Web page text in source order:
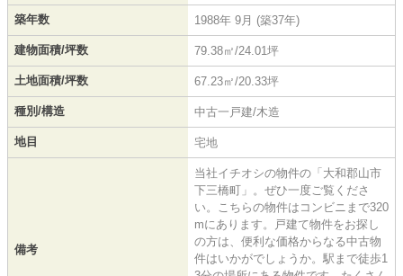
築年数 1988年 9月 (築37年)
建物面積/坪数 79.38㎡/24.01坪
土地面積/坪数 67.23㎡/20.33坪
種別/構造 中古一戸建/木造
地目 宅地
備考
当社イチオシの物件の「大和郡山市
下三橋町」。ぜひ一度ご覧くださ
い。こちらの物件はコンビニまで320
mにあります。戸建て物件をお探し
の方は、便利な価格からなる中古物
件はいかがでしょうか。駅まで徒歩1